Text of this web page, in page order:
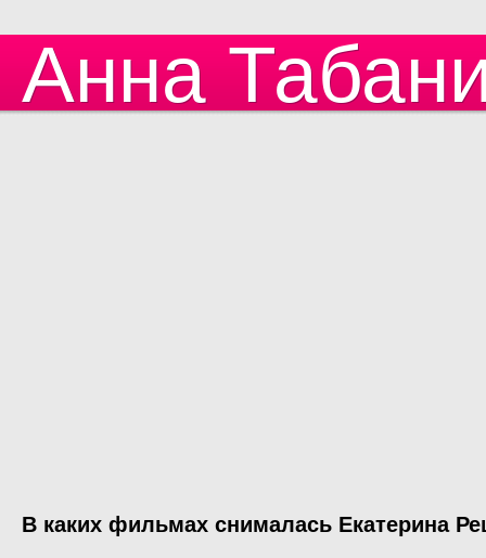
Анна
В каких фильмах снималась Екатерина